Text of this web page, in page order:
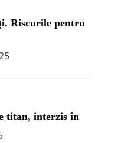
Riscurile pentru
titan, interzis în